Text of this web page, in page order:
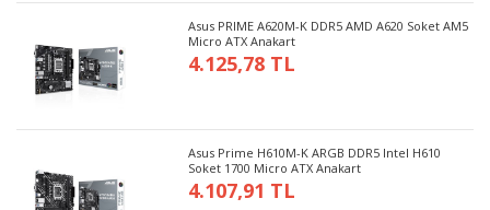
Asus PRIME A620M-K DDR5 AMD A620 Soket AM5
Micro ATX Anakart
4.125,78 TL
Asus Prime H610M-K ARGB DDR5 Intel H610
Soket 1700 Micro ATX Anakart
4.107,91 TL